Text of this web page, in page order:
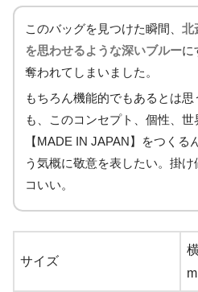
このバッグを見つけた瞬間、 北
を思わせるような深いブルーに
奪われてしまいました。
もちろん機能的でもあるとは思
も、このコンセプト、個性、世
【MADE IN JAPAN】をつくる
う気概に敬意を表したい。掛け
コいい。
サイズ
m